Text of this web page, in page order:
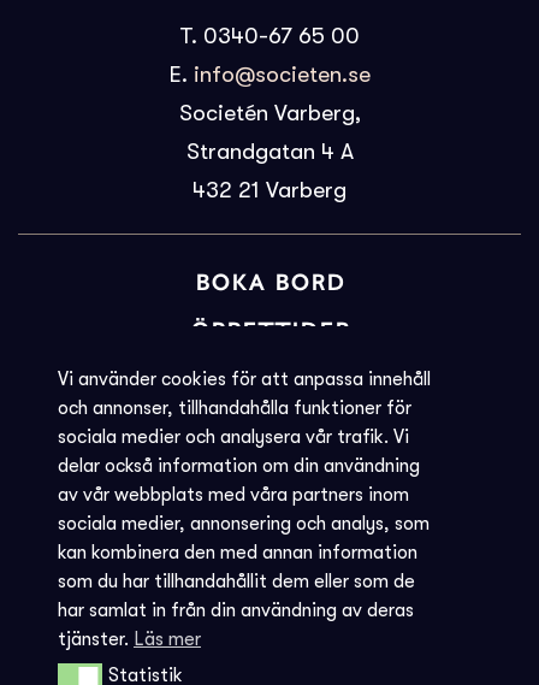
Vi använder cookies för att anpassa innehåll
och annonser, tillhandahålla funktioner för
sociala medier och analysera vår trafik. Vi
delar också information om din användning
av vår webbplats med våra partners inom
sociala medier, annonsering och analys, som
kan kombinera den med annan information
som du har tillhandahållit dem eller som de
har samlat in från din användning av deras
tjänster. Läs mer
StatistikStatistik
T. 0340-67 65 00
E. info@societen.se
Societén Varberg,
Strandgatan 4 A
432 21 Varberg
BOKA BORD
ÖPPETTIDER
BILJETTINFORMATION
KVARGLÖMT
Societéns policy
JOBBA MED OSS
INTEGRITETSPOLICY
AVBOKNING - REGLER